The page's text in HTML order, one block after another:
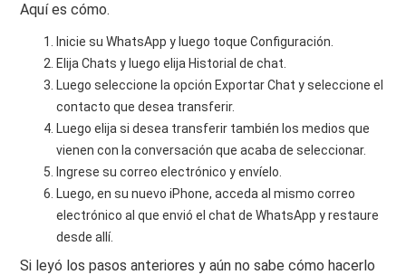
Aquí es cómo.
Inicie su WhatsApp y luego toque Configuración.
Elija Chats y luego elija Historial de chat.
Luego seleccione la opción Exportar Chat y seleccione el
contacto que desea transferir.
Luego elija si desea transferir también los medios que
vienen con la conversación que acaba de seleccionar.
Ingrese su correo electrónico y envíelo.
Luego, en su nuevo iPhone, acceda al mismo correo
electrónico al que envió el chat de WhatsApp y restaure
desde allí.
Si leyó los pasos anteriores y aún no sabe cómo hacerlo